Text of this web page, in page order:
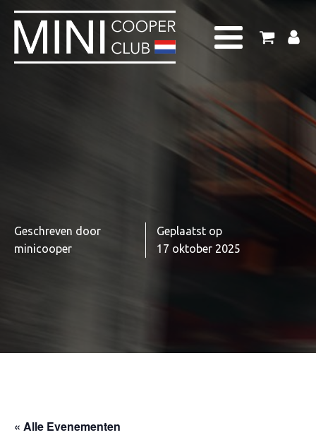
Geschreven door
minicooper
Geplaatst op
17 oktober 2025
« Alle Evenementen